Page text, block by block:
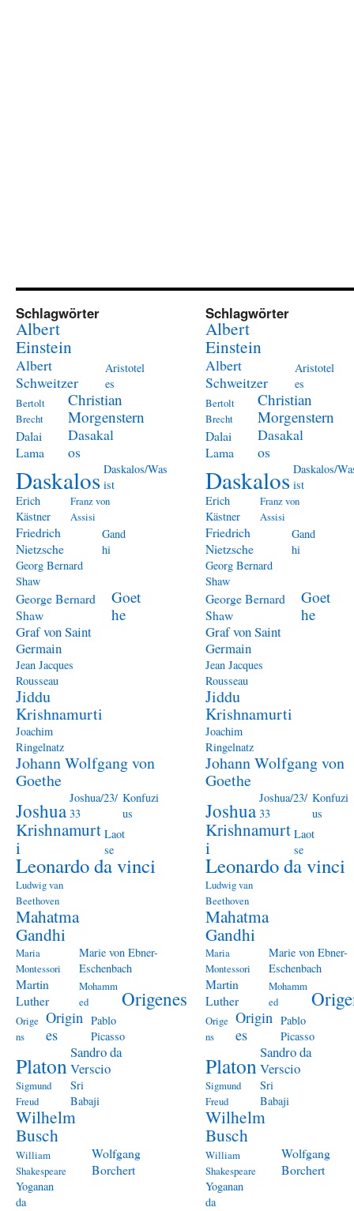
Schlagwörter
Albert
Einstein
Albert
Schweitzer
Aristotel
es
Bertolt
Brecht
Christian
Morgenstern
Dalai
Lama
Dasakal
os
Daskalos Daskalos/Was
ist
Erich
Kästner
Franz von
Assisi
Friedrich
Nietzsche
Gand
hi
Georg Bernard
Shaw
George Bernard
Shaw
Goet
he
Graf von Saint
Germain
Jean Jacques
Rousseau
Jiddu
Krishnamurti
Joachim
Ringelnatz
Johann Wolfgang von
Goethe
Joshua
Joshua/23/
33
Konfuzi
us
Krishnamurt
i
Laot
se
Leonardo da vinci
Ludwig van
Beethoven
Mahatma
Gandhi
Maria
Montessori
Marie von Ebner-
Eschenbach
Martin
Luther
Mohamm
ed
Origenes
Orige
ns
Origin
es
Pablo
Picasso
Platon
Sandro da
Verscio
Sigmund
Freud
Sri
Babaji
Wilhelm
Busch
William
Shakespeare
Wolfgang
Borchert
Yoganan
da
Schlagwörter
Albert
Einstein
Albert
Schweitzer
Aristotel
es
Bertolt
Brecht
Christian
Morgenstern
Dalai
Lama
Dasakal
os
Daskalos Daskalos/
ist
Erich
Kästner
Franz von
Assisi
Friedrich
Nietzsche
Gand
hi
Georg Bernard
Shaw
George Bernard
Shaw
Goet
he
Graf von Saint
Germain
Jean Jacques
Rousseau
Jiddu
Krishnamurti
Joachim
Ringelnatz
Johann Wolfgang von
Goethe
Joshua
Joshua/23/
33
Konfuzi
us
Krishnamurt
i
Laot
se
Leonardo da vinci
Ludwig van
Beethoven
Mahatma
Gandhi
Maria
Montessori
Marie von Ebner-
Eschenbach
Martin
Luther
Mohamm
ed
Orige
ns
Origin
es
Pablo
Picasso
Platon
Sandro da
Verscio
Sigmund
Freud
Sri
Babaji
Wilhelm
Busch
William
Shakespeare
Wolfgang
Borchert
Yoganan
da